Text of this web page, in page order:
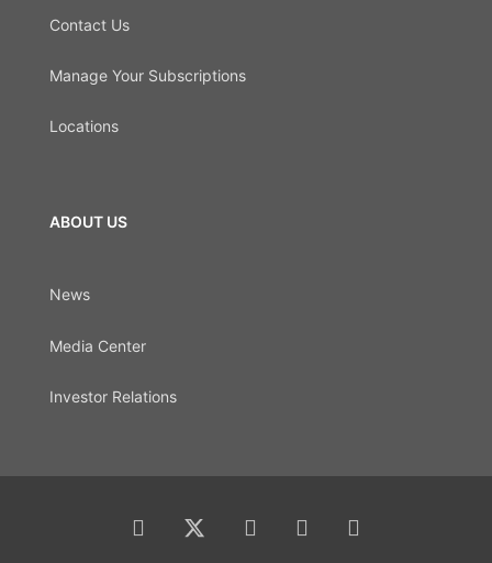
Contact Us
Manage Your Subscriptions
Locations
ABOUT US
News
Media Center
Investor Relations